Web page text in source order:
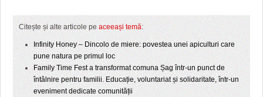
Citește și alte articole pe aceeași temă:
Infinity Honey – Dincolo de miere: povestea unei apiculturi care
pune natura pe primul loc
Family Time Fest a transformat comuna Șag într-un punct de
întâlnire pentru familii. Educație, voluntariat și solidaritate, într-un
eveniment dedicate comunității